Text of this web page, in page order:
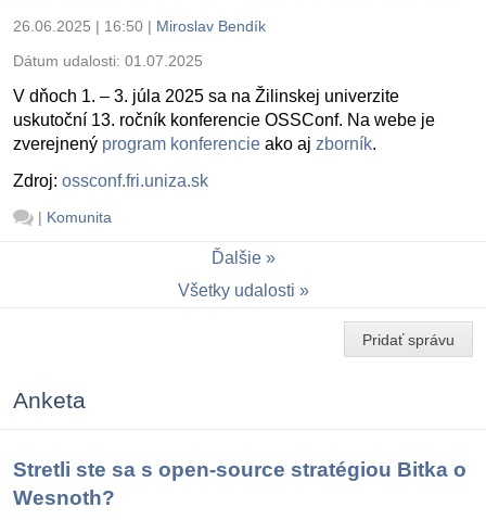
26.06.2025 | 16:50 | Miroslav Bendík
Dátum udalosti: 01.07.2025
V dňoch 1. – 3. júla 2025 sa na Žilinskej univerzite
uskutoční 13. ročník konferencie OSSConf. Na webe je
zverejnený program konferencie ako aj zborník.
Zdroj: ossconf.fri.uniza.sk
| Komunita
Ďalšie
Všetky udalosti
Pridať správu
Anketa
Stretli ste sa s open-source stratégiou Bitka o
Wesnoth?